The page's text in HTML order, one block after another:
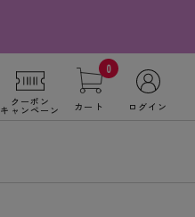
クーポン
キャンペーン
0
カート ログイン